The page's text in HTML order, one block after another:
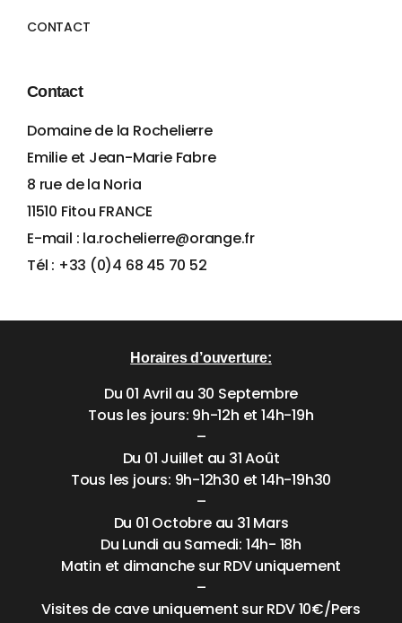
CONTACT
Contact
Domaine de la Rochelierre
Emilie et Jean-Marie Fabre
8 rue de la Noria
11510 Fitou FRANCE
E-mail : la.rochelierre@orange.fr
Tél : +33 (0)4 68 45 70 52
Horaires d’ouverture:
Du 01 Avril au 30 Septembre
Tous les jours: 9h-12h et 14h-19h
–
Du 01 Juillet au 31 Août
Tous les jours: 9h-12h30 et 14h-19h30
–
Du 01 Octobre au 31 Mars
Du Lundi au Samedi: 14h- 18h
Matin et dimanche sur RDV uniquement
–
Visites de cave uniquement sur RDV 10€/Pers